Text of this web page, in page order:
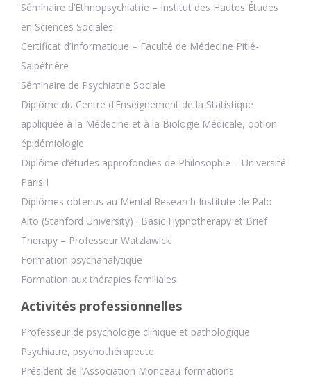
Séminaire d’Ethnopsychiatrie – Institut des Hautes Études
en Sciences Sociales
Certificat d’Informatique – Faculté de Médecine Pitié-
Salpétrière
Séminaire de Psychiatrie Sociale
Diplôme du Centre d’Enseignement de la Statistique
appliquée à la Médecine et à la Biologie Médicale, option
épidémiologie
Diplôme d’études approfondies de Philosophie – Université
Paris I
Diplômes obtenus au Mental Research Institute de Palo
Alto (Stanford University) : Basic Hypnotherapy et Brief
Therapy – Professeur Watzlawick
Formation psychanalytique
Formation aux thérapies familiales
Activités professionnelles
Professeur de psychologie clinique et pathologique
Psychiatre, psychothérapeute
Président de l’Association Monceau-formations